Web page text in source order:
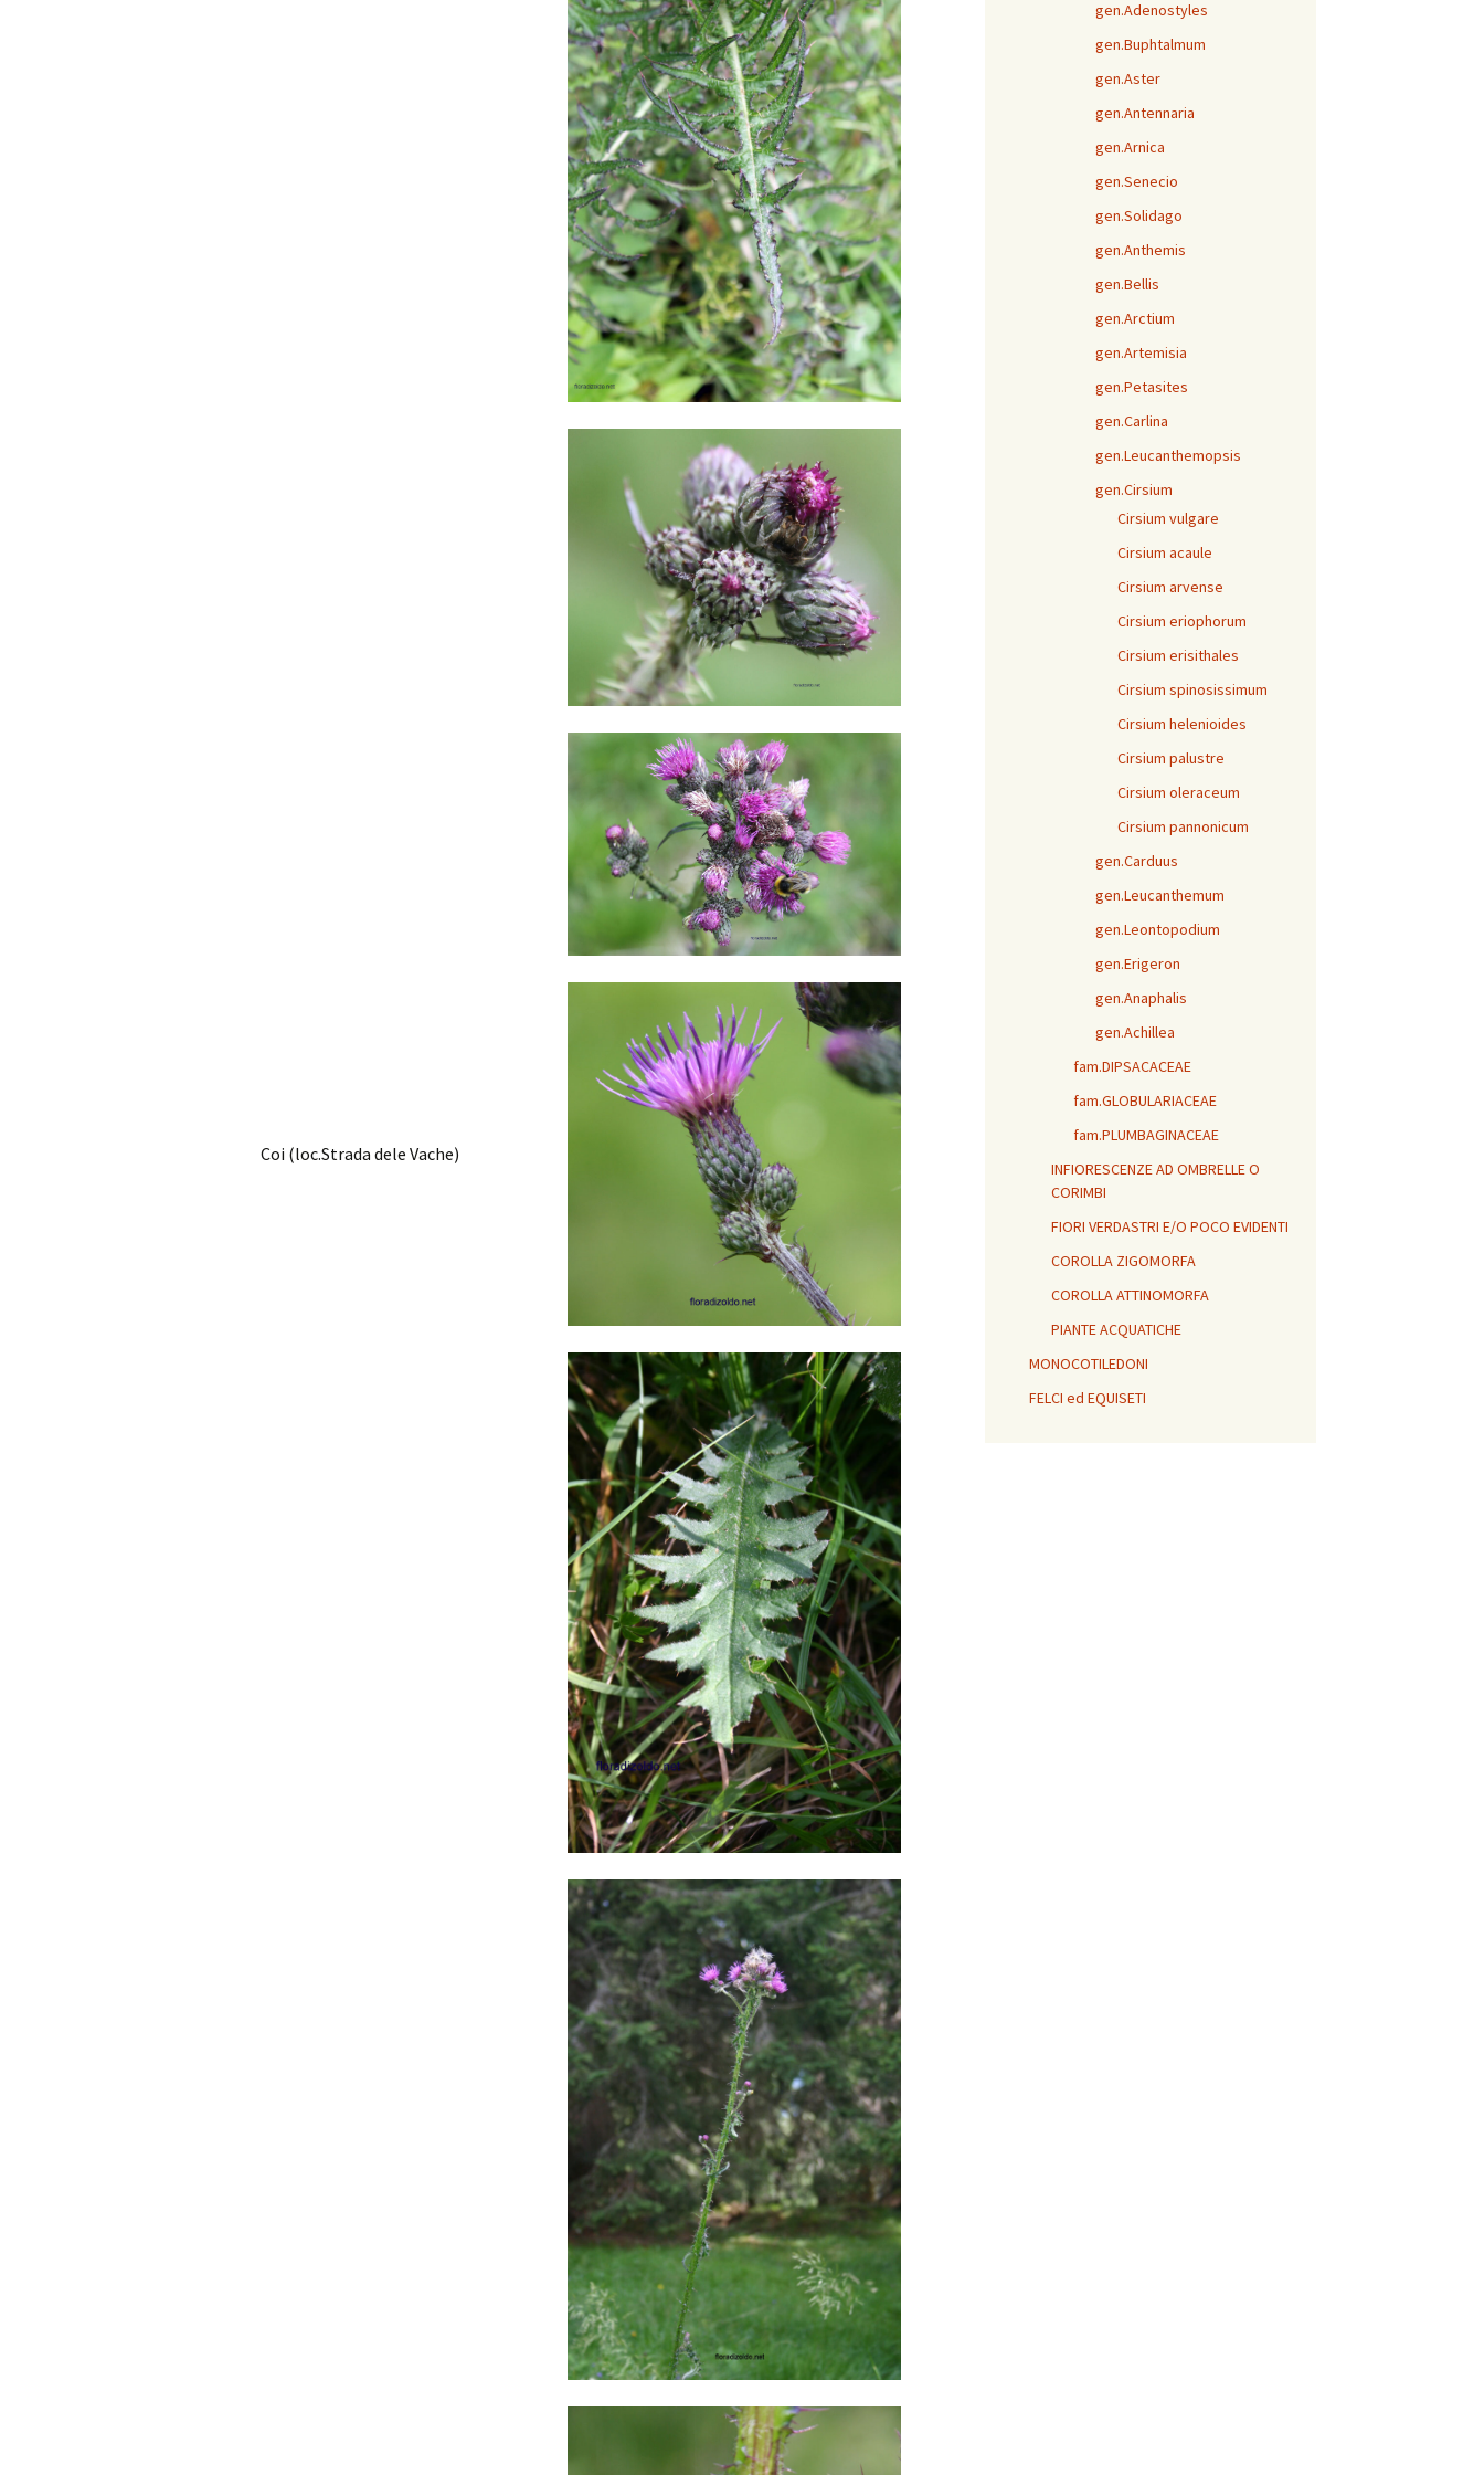
Coi (loc.Strada dele Vache)
gen.Adenostyles
gen.Buphtalmum
gen.Aster
gen.Antennaria
gen.Arnica
gen.Senecio
gen.Solidago
gen.Anthemis
gen.Bellis
gen.Arctium
gen.Artemisia
gen.Petasites
gen.Carlina
gen.Leucanthemopsis
gen.Cirsium
Cirsium vulgare
Cirsium acaule
Cirsium arvense
Cirsium eriophorum
Cirsium erisithales
Cirsium spinosissimum
Cirsium helenioides
Cirsium palustre
Cirsium oleraceum
Cirsium pannonicum
gen.Carduus
gen.Leucanthemum
gen.Leontopodium
gen.Erigeron
gen.Anaphalis
gen.Achillea
fam.DIPSACACEAE
fam.GLOBULARIACEAE
fam.PLUMBAGINACEAE
INFIORESCENZE AD OMBRELLE O
CORIMBI
FIORI VERDASTRI E/O POCO EVIDENTI
COROLLA ZIGOMORFA
COROLLA ATTINOMORFA
PIANTE ACQUATICHE
MONOCOTILEDONI
FELCI ed EQUISETI